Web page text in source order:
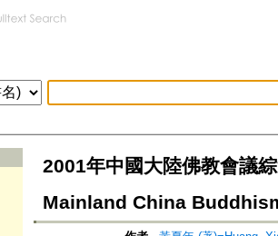
2001年中國大陸佛教會議
Mainland China